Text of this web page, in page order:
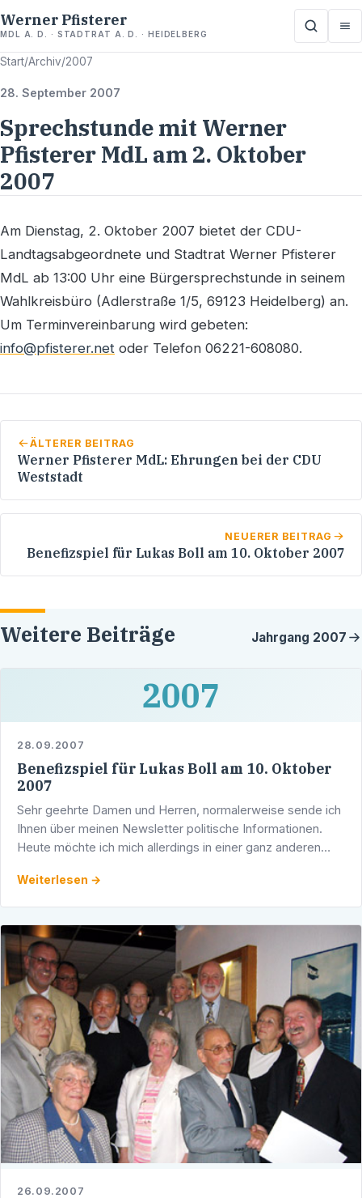
Werner Pfisterer
MDL A. D. · STADTRAT A. D. · HEIDELBERG
Start/Archiv/2007
28. September 2007
Sprechstunde mit Werner
Pfisterer MdL am 2. Oktober
2007
Am Dienstag, 2. Oktober 2007 bietet der CDU-
Landtagsabgeordnete und Stadtrat Werner Pfisterer
MdL ab 13:00 Uhr eine Bürgersprechstunde in seinem
Wahlkreisbüro (Adlerstraße 1/5, 69123 Heidelberg) an.
Um Terminvereinbarung wird gebeten:
info@pfisterer.net oder Telefon 06221-608080.
ÄLTERER BEITRAG
Werner Pfisterer MdL: Ehrungen bei der CDU
Weststadt
NEUERER BEITRAG
Benefizspiel für Lukas Boll am 10. Oktober 2007
Weitere Beiträge Jahrgang 2007
2007
28.09.2007
Benefizspiel für Lukas Boll am 10. Oktober
2007
Sehr geehrte Damen und Herren, normalerweise sende ich
Ihnen über meinen Newsletter politische Informationen.
Heute möchte ich mich allerdings in einer ganz anderen
Weiterlesen →
26.09.2007